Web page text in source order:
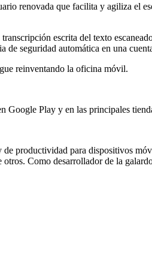
renovada que facilita y agiliza el
escrita del texto
de seguridad automática en una
reinventando la oficina móvil.
Play y en las principales
productividad para dispositivos
Como desarrollador de la